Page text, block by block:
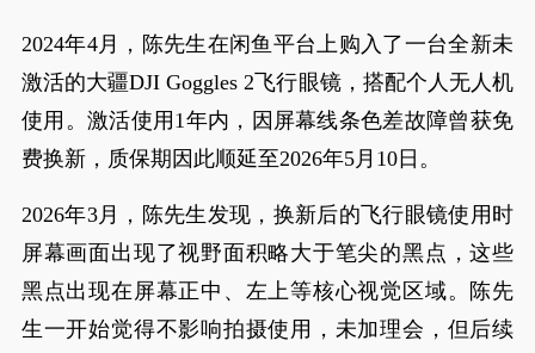
2024年4月，陈先生在闲鱼平台上购入了一台全新未
激活的大疆DJI Goggles 2飞行眼镜，搭配个人无人机
使用。激活使用1年内，因屏幕线条色差故障曾获免
费换新，质保期因此顺延至2026年5月10日。
2026年3月，陈先生发现，换新后的飞行眼镜使用时
屏幕画面出现了视野面积略大于笔尖的黑点，这些
黑点出现在屏幕正中、左上等核心视觉区域。陈先
生一开始觉得不影响拍摄使用，未加理会，但后续